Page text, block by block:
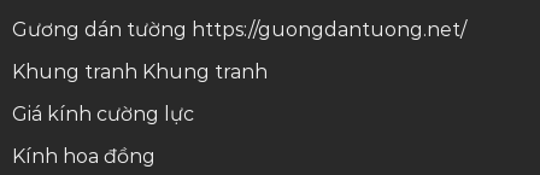
Gương dán tường https://guongdantuong.net/
Khung tranh Khung tranh
Giá kính cường lực
Kính hoa đồng